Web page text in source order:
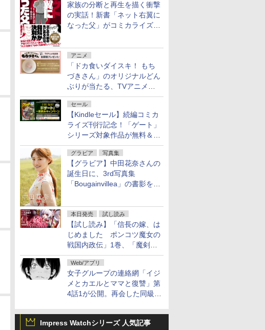
家族の分断と再生を描く衝撃
の実話！新書「ネット右翼に
なった父」がコミカライズ。
アニメ
「ドカ食いダイスキ！ もち
づきさん」のオリジナルどん
ぶりが当たる、TVアニメ公
式Xキャンペーンが開催中！
セール
【Kindleセール】続編コミカ
ライズ刊行記念！「ゲート」
シリーズ対象作品が無料＆最
大80%オフ！
グラビア 写真集
【グラビア】中田花奈さんの
誕生日に、3rd写真集
「Bougainvillea」の書影を公
本日発売 試し読み
【試し読み】「信長の嫁、は
じめました ポンコツ魔女の
戦国内政伝」1巻、「魔剣の
花嫁 -ヴァルキュリア-」1巻
本日発売
Web/アプリ
女子グループの連絡網「イジ
メとカエルとママと復讐」第
4話1が公開。再会した同級生
Impress Watchシリーズ 人気記事